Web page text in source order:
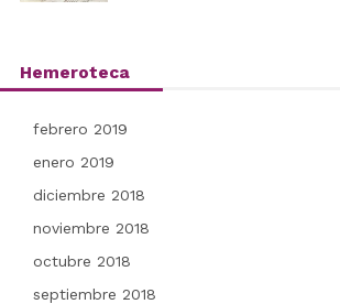
Hemeroteca
febrero 2019
enero 2019
diciembre 2018
noviembre 2018
octubre 2018
septiembre 2018